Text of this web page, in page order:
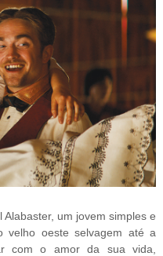
Alabaster, um jovem simples e
velho oeste selvagem até a
com o amor da sua vida,